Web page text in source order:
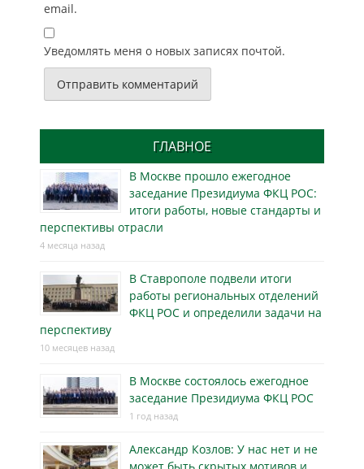
email.
Уведомлять меня о новых записях почтой.
ГЛАВНОЕ
В Москве прошло ежегодное
заседание Президиума ФКЦ РОС:
итоги работы, новые стандарты и
перспективы отрасли
4 месяца назад
В Ставрополе подвели итоги
работы региональных отделений
ФКЦ РОС и определили задачи на
перспективу
10 месяцев назад
В Москве состоялось ежегодное
заседание Президиума ФКЦ РОС
1 год назад
Александр Козлов: У нас нет и не